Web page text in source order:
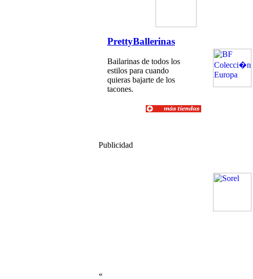
PrettyBallerinas
Bailarinas de todos los
estilos para cuando
quieras bajarte de los
tacones.
Publicidad
«